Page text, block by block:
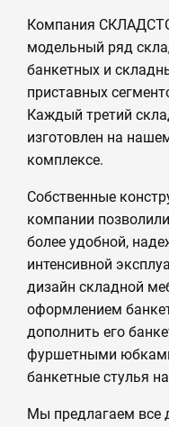
Компания
модельный ряд
банкетных и
приставных
Каждый третий
изготовлен на
комплексе.
Собственные
компании
более удобной,
интенсивной
дизайн складной
оформлением
дополнить его
фуршетными
банкетные стулья
Мы предлагаем все